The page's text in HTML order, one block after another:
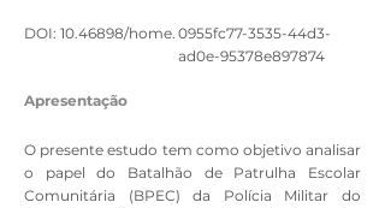
DOI: 10.46898/home. 0955fc77-3535-44d3-
ad0e-95378e897874
Apresentação
O presente estudo tem como objetivo analisar
o papel do Batalhão de Patrulha Escolar
Comunitária (BPEC) da Polícia Militar do